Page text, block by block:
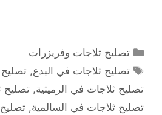
التصنيفات
تصليح ثلاجات وفريزرات
الوسوم
تصليح ثلاجات في البدع,تصليح
تصليح ثلاجات في الرميثية, تصليح
تصليح ثلاجات في السالمية,